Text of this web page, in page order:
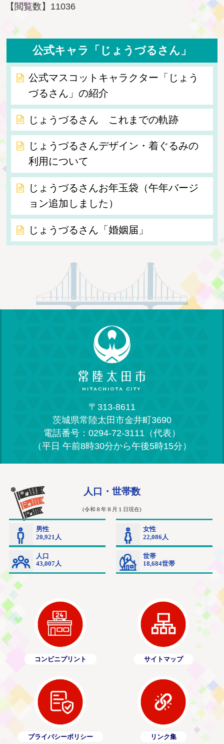
【閲覧数】 11036
公式キャラ「じょうづるさん」
公式マスコットキャラクター「じょう
づるさん」の紹介
じょうづるさん これまでの軌跡
じょうづるさんデザイン・着ぐるみの
利用について
じょうづるさんお年玉袋（午年バージ
ョン追加しました）
じょうづるさん「婚姻届」
〒313-8611
茨城県常陸太田市金井町3690
電話番号：0294-72-3111（代表）
（平日 午前8時30分から午後5時15分）
コンビニプリント サイトマップ
プライバシーポリシー リンク集